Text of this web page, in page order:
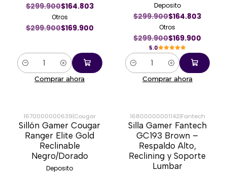
$299.900$164.803
Otros
$299.900$169.900
Cantidad
Comprar ahora
Deposito
$299.900$164.803
Otros
$299.900$169.900
5.0
Cantidad
Comprar ahora
-43%
1670000000639|Cougar
Sillón Gamer Cougar
Ranger Elite Gold
Reclinable
Negro/Dorado
Deposito
-50%
16800000001142|Fantech
Silla Gamer Fantech
GC193 Brown –
Respaldo Alto,
Reclining y Soporte
Lumbar